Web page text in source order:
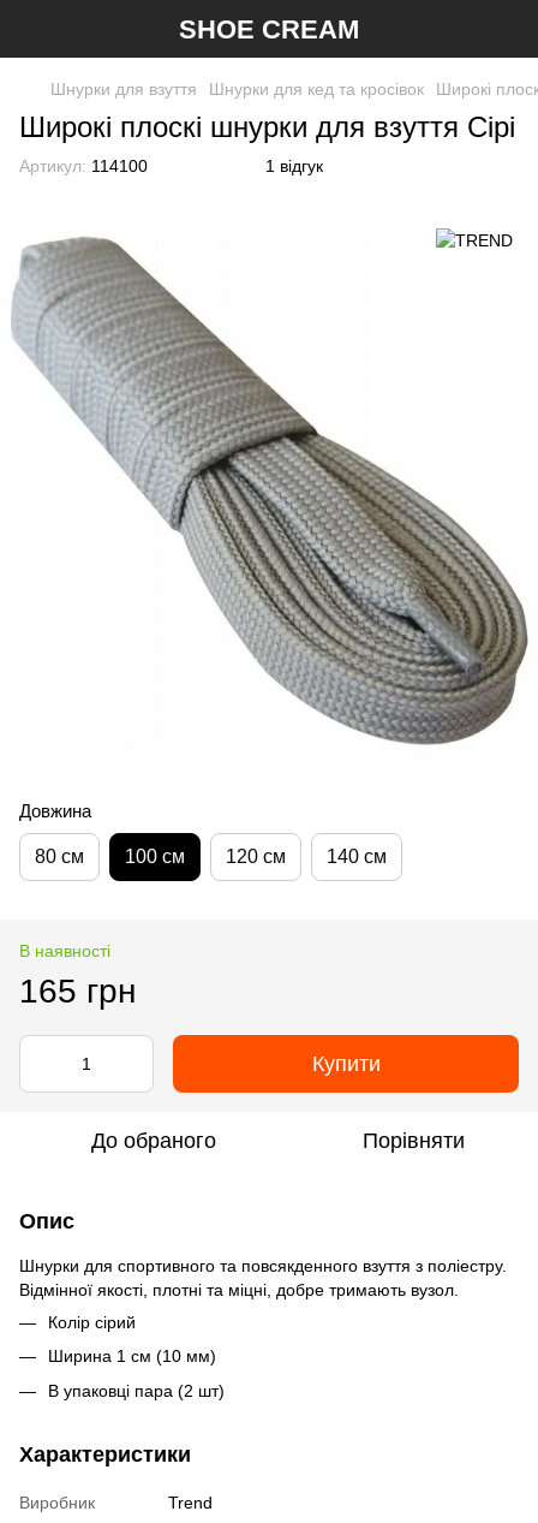
SHOE CREAM
Шнурки для взуття Шнурки для кед та кросівок Широкі
Широкі плоскі шнурки для взуття Сірі
Артикул: 114100 1 відгук
Довжина
80 см 100 см 120 см 140 см
В наявності
165 грн
Купити
До обраного Порівняти
Опис
Шнурки для спортивного та повсякденного взуття з поліестру.
Відмінної якості, плотні та міцні, добре тримають вузол.
Колір сірий
Ширина 1 см (10 мм)
В упаковці пара (2 шт)
Характеристики
Виробник
Trend